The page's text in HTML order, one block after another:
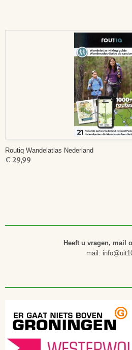
Routiq Wandelatlas Nederland
€ 29,99
Heeft u vragen, mail
mail: